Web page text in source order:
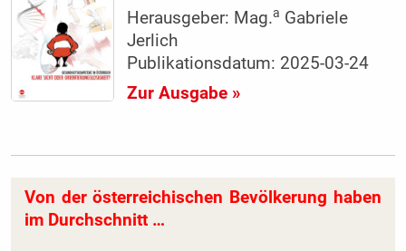
Herausgeber: Mag.a Gabriele
Jerlich
Publikationsdatum: 2025-03-24
Zur Ausgabe »
Von der österreichischen Bevölkerung haben
im Durchschnitt …